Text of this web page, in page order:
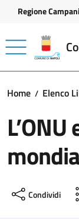
Vai ai contenuti
Vai al footer
Regione
Home Elenco
Condividi